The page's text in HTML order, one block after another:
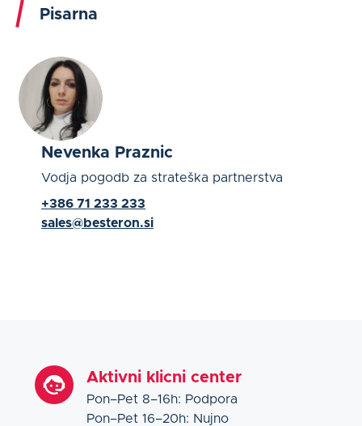
Pisarna
Nevenka Praznic
Vodja pogodb za strateška partnerstva
+386 71 233 233
sales@besteron.si
Aktivni klicni center
Pon–Pet 8–16h: Podpora
Pon–Pet 16–20h: Nujno